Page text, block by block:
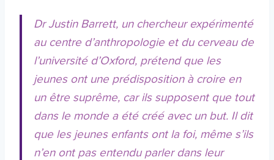
Dr Justin Barrett, un chercheur expérimenté
au centre d’anthropologie et du cerveau de
l’université d’Oxford, prétend que les
jeunes ont une prédisposition à croire en
un être suprême, car ils supposent que tout
dans le monde a été créé avec un but. Il dit
que les jeunes enfants ont la foi, même s’ils
n’en ont pas entendu parler dans leur